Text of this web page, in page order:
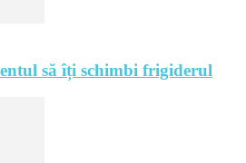
să îți schimbi frigiderul